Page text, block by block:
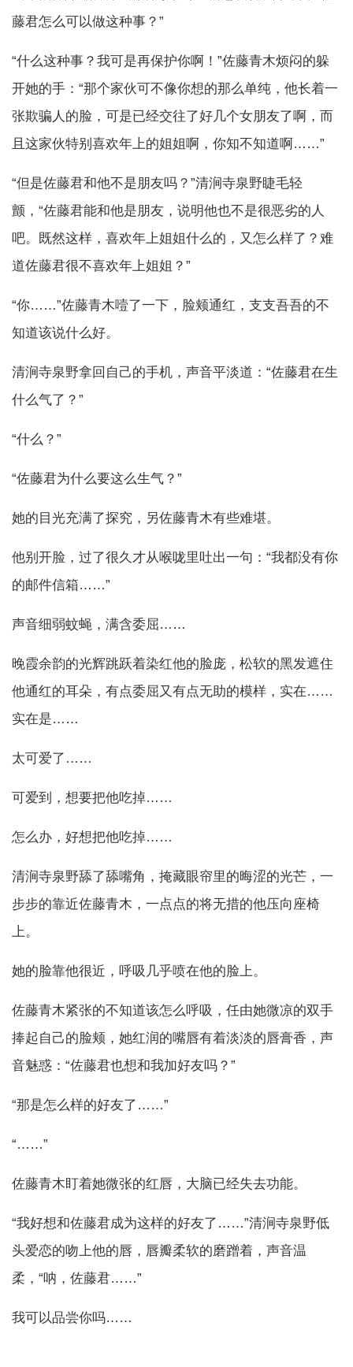
藤君怎么可以做这种事？”
“什么这种事？我可是再保护你啊！”佐藤青木烦闷的躲
开她的手：“那个家伙可不像你想的那么单纯，他长着一
张欺骗人的脸，可是已经交往了好几个女朋友了啊，而
且这家伙特别喜欢年上的姐姐啊，你知不知道啊……”
“但是佐藤君和他不是朋友吗？”清涧寺泉野睫毛轻
颤，“佐藤君能和他是朋友，说明他也不是很恶劣的人
吧。既然这样，喜欢年上姐姐什么的，又怎么样了？难
道佐藤君很不喜欢年上姐姐？”
“你……”佐藤青木噎了一下，脸颊通红，支支吾吾的不
知道该说什么好。
清涧寺泉野拿回自己的手机，声音平淡道：“佐藤君在生
什么气了？”
“什么？”
“佐藤君为什么要这么生气？”
她的目光充满了探究，另佐藤青木有些难堪。
他别开脸，过了很久才从喉咙里吐出一句：“我都没有你
的邮件信箱……”
声音细弱蚊蝇，满含委屈……
晚霞余韵的光辉跳跃着染红他的脸庞，松软的黑发遮住
他通红的耳朵，有点委屈又有点无助的模样，实在……
实在是……
太可爱了……
可爱到，想要把他吃掉……
怎么办，好想把他吃掉……
清涧寺泉野舔了舔嘴角，掩藏眼帘里的晦涩的光芒，一
步步的靠近佐藤青木，一点点的将无措的他压向座椅
上。
她的脸靠他很近，呼吸几乎喷在他的脸上。
佐藤青木紧张的不知道该怎么呼吸，任由她微凉的双手
捧起自己的脸颊，她红润的嘴唇有着淡淡的唇膏香，声
音魅惑：“佐藤君也想和我加好友吗？”
“那是怎么样的好友了……”
“……”
佐藤青木盯着她微张的红唇，大脑已经失去功能。
“我好想和佐藤君成为这样的好友了……”清涧寺泉野低
头爱恋的吻上他的唇，唇瓣柔软的磨蹭着，声音温
柔，“呐，佐藤君……”
我可以品尝你吗……